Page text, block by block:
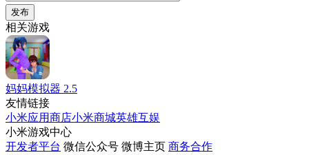
发布
相关游戏
妈妈模拟器 2.5
友情链接
小米应用商店小米商城英雄互娱
小米游戏中心
开发者平台 微信公众号 微博主页 商务合作